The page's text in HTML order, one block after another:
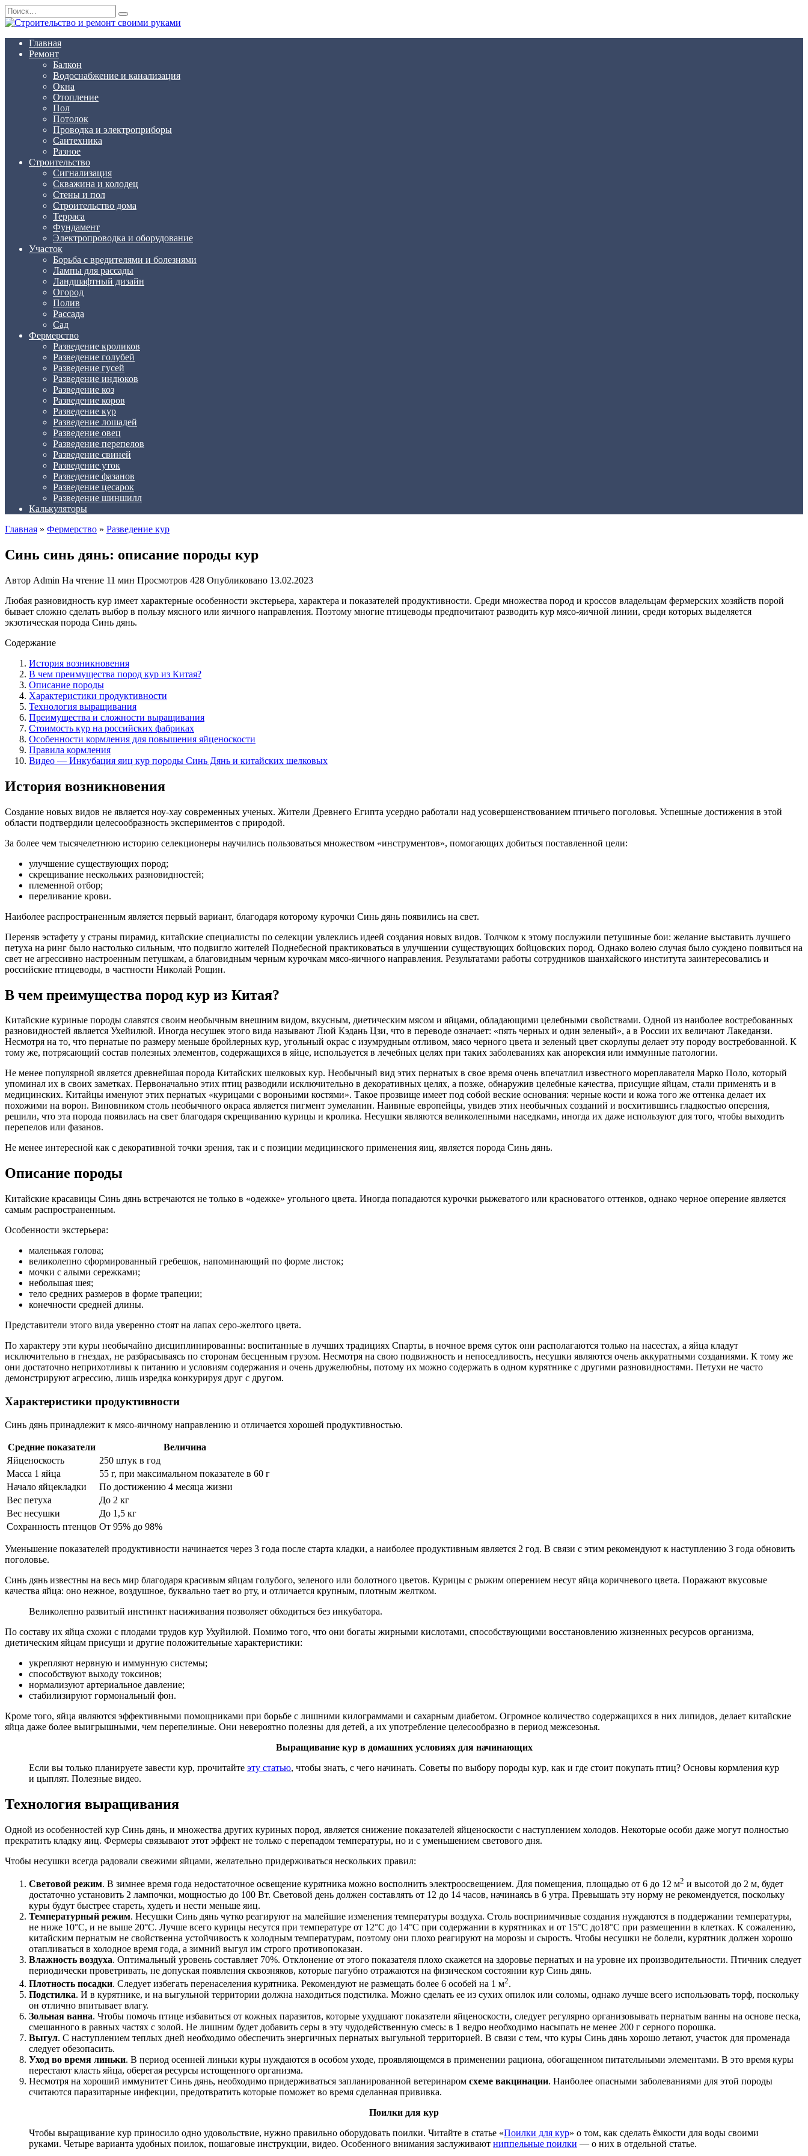
Перейти
к
содержанию
Search
for:
Главная
Ремонт
Балкон
Водоснабжение и канализация
Окна
Отопление
Пол
Потолок
Проводка и электроприборы
Сантехника
Разное
Строительство
Сигнализация
Скважина и колодец
Стены и пол
Строительство дома
Терраса
Фундамент
Электропроводка и оборудование
Участок
Борьба с вредителями и болезнями
Лампы для рассады
Ландшафтный дизайн
Огород
Полив
Рассада
Сад
Фермерство
Разведение кроликов
Разведение голубей
Разведение гусей
Разведение индюков
Разведение коз
Разведение коров
Разведение кур
Разведение лошадей
Разведение овец
Разведение перепелов
Разведение свиней
Разведение уток
Разведение фазанов
Разведение цесарок
Разведение шиншилл
Калькуляторы
Главная » Фермерство » Разведение кур
Синь синь дянь: описание породы кур
Автор Admin На чтение 11 мин Просмотров 428 Опубликовано 13.02.2023
Любая разновидность кур имеет характерные особенности экстерьера, характера и показателей продуктивности. Среди множества пород и кроссов владельцам фермерских хозяйств порой
бывает сложно сделать выбор в пользу мясного или яичного направления. Поэтому многие птицеводы предпочитают разводить кур мясо-яичной линии, среди которых выделяется
экзотическая порода Синь дянь.
Содержание
История возникновения
В чем преимущества пород кур из Китая?
Описание породы
Характеристики продуктивности
Технология выращивания
Преимущества и сложности выращивания
Стоимость кур на российских фабриках
Особенности кормления для повышения яйценоскости
Правила кормления
Видео ― Инкубация яиц кур породы Синь Дянь и китайских шелковых
История возникновения
Создание новых видов не является ноу-хау современных ученых. Жители Древнего Египта усердно работали над усовершенствованием птичьего поголовья. Успешные достижения в этой
области подтвердили целесообразность экспериментов с природой.
За более чем тысячелетнюю историю селекционеры научились пользоваться множеством «инструментов», помогающих добиться поставленной цели:
улучшение существующих пород;
скрещивание нескольких разновидностей;
племенной отбор;
переливание крови.
Наиболее распространенным является первый вариант, благодаря которому курочки Синь дянь появились на свет.
Переняв эстафету у страны пирамид, китайские специалисты по селекции увлеклись идеей создания новых видов. Толчком к этому послужили петушиные бои: желание выставить лучшего
петуха на ринг было настолько сильным, что подвигло жителей Поднебесной практиковаться в улучшении существующих бойцовских пород. Однако волею случая было суждено появиться на
свет не агрессивно настроенным петушкам, а благовидным черным курочкам мясо-яичного направления. Результатами работы сотрудников шанхайского института заинтересовались и
российские птицеводы, в частности Николай Рощин.
В чем преимущества пород кур из Китая?
Китайские куриные породы славятся своим необычным внешним видом, вкусным, диетическим мясом и яйцами, обладающими целебными свойствами. Одной из наиболее востребованных
разновидностей является Ухейилюй. Иногда несушек этого вида называют Люй Кэдань Цзи, что в переводе означает: «пять черных и один зеленый», а в России их величают Лакеданзи.
Несмотря на то, что пернатые по размеру меньше бройлерных кур, угольный окрас с изумрудным отливом, мясо черного цвета и зеленый цвет скорлупы делает эту породу востребованной. К
тому же, потрясающий состав полезных элементов, содержащихся в яйце, используется в лечебных целях при таких заболеваниях как анорексия или иммунные патологии.
Не менее популярной является древнейшая порода Китайских шелковых кур. Необычный вид этих пернатых в свое время очень впечатлил известного мореплавателя Марко Поло, который
упоминал их в своих заметках. Первоначально этих птиц разводили исключительно в декоративных целях, а позже, обнаружив целебные качества, присущие яйцам, стали применять и в
медицинских. Китайцы именуют этих пернатых «курицами с вороньими костями». Такое прозвище имеет под собой веские основания: черные кости и кожа того же оттенка делает их
похожими на ворон. Виновником столь необычного окраса является пигмент эумеланин. Наивные европейцы, увидев этих необычных созданий и восхитившись гладкостью оперения,
решили, что эта порода появилась на свет благодаря скрещиванию курицы и кролика. Несушки являются великолепными наседками, иногда их даже используют для того, чтобы выходить
перепелов или фазанов.
Не менее интересной как с декоративной точки зрения, так и с позиции медицинского применения яиц, является порода Синь дянь.
Описание породы
Китайские красавицы Синь дянь встречаются не только в «одежке» угольного цвета. Иногда попадаются курочки рыжеватого или красноватого оттенков, однако черное оперение является
самым распространенным.
Особенности экстерьера:
маленькая голова;
великолепно сформированный гребешок, напоминающий по форме листок;
мочки с алыми сережками;
небольшая шея;
тело средних размеров в форме трапеции;
конечности средней длины.
Представители этого вида уверенно стоят на лапах серо-желтого цвета.
По характеру эти куры необычайно дисциплинированны: воспитанные в лучших традициях Спарты, в ночное время суток они располагаются только на насестах, а яйца кладут
исключительно в гнездах, не разбрасываясь по сторонам бесценным грузом. Несмотря на свою подвижность и непоседливость, несушки являются очень аккуратными созданиями. К тому же
они достаточно неприхотливы к питанию и условиям содержания и очень дружелюбны, потому их можно содержать в одном курятнике с другими разновидностями. Петухи не часто
демонстрируют агрессию, лишь изредка конкурируя друг с другом.
Характеристики продуктивности
Синь дянь принадлежит к мясо-яичному направлению и отличается хорошей продуктивностью.
Средние показатели
Величина
Яйценоскость
250 штук в год
Масса 1 яйца
55 г, при максимальном показателе в 60 г
Начало яйцекладки
По достижению 4 месяца жизни
Вес петуха
До 2 кг
Вес несушки
До 1,5 кг
Сохранность птенцов От 95% до 98%
Уменьшение показателей продуктивности начинается через 3 года после старта кладки, а наиболее продуктивным является 2 год. В связи с этим рекомендуют к наступлению 3 года обновить
поголовье.
Синь дянь известны на весь мир благодаря красивым яйцам голубого, зеленого или болотного цветов. Курицы с рыжим оперением несут яйца коричневого цвета. Поражают вкусовые
качества яйца: оно нежное, воздушное, буквально тает во рту, и отличается крупным, плотным желтком.
Великолепно развитый инстинкт насиживания позволяет обходиться без инкубатора.
По составу их яйца схожи с плодами трудов кур Ухуйилюй. Помимо того, что они богаты жирными кислотами, способствующими восстановлению жизненных ресурсов организма,
диетическим яйцам присущи и другие положительные характеристики:
укрепляют нервную и иммунную системы;
способствуют выходу токсинов;
нормализуют артериальное давление;
стабилизируют гормональный фон.
Кроме того, яйца являются эффективными помощниками при борьбе с лишними килограммами и сахарным диабетом. Огромное количество содержащихся в них липидов, делает китайские
яйца даже более выигрышными, чем перепелиные. Они невероятно полезны для детей, а их употребление целесообразно в период межсезонья.
Выращивание кур в домашних условиях для начинающих
Если вы только планируете завести кур, прочитайте эту статью, чтобы знать, с чего начинать. Советы по выбору породы кур, как и где стоит покупать птиц? Основы кормления кур
и цыплят. Полезные видео.
Технология выращивания
Одной из особенностей кур Синь дянь, и множества других куриных пород, является снижение показателей яйценоскости с наступлением холодов. Некоторые особи даже могут полностью
прекратить кладку яиц. Фермеры связывают этот эффект не только с перепадом температуры, но и с уменьшением светового дня.
Чтобы несушки всегда радовали свежими яйцами, желательно придерживаться нескольких правил:
Световой режим. В зимнее время года недостаточное освещение курятника можно восполнить электроосвещением. Для помещения, площадью от 6 до 12 м2 и высотой до 2 м, будет
достаточно установить 2 лампочки, мощностью до 100 Вт. Световой день должен составлять от 12 до 14 часов, начинаясь в 6 утра. Превышать эту норму не рекомендуется, поскольку
куры будут быстрее стареть, худеть и нести меньше яиц.
Температурный режим. Несушки Синь дянь чутко реагируют на малейшие изменения температуры воздуха. Столь восприимчивые создания нуждаются в поддержании температуры,
не ниже 10°С, и не выше 20°С. Лучше всего курицы несутся при температуре от 12°С до 14°С при содержании в курятниках и от 15°С до18°С при размещении в клетках. К сожалению,
китайским пернатым не свойственна устойчивость к холодным температурам, поэтому они плохо реагируют на морозы и сырость. Чтобы несушки не болели, курятник должен хорошо
отапливаться в холодное время года, а зимний выгул им строго противопоказан.
Влажность воздуха. Оптимальный уровень составляет 70%. Отклонение от этого показателя плохо скажется на здоровье пернатых и на уровне их производительности. Птичник следует
периодически проветривать, не допуская появления сквозняков, которые пагубно отражаются на физическом состоянии кур Синь дянь.
Плотность посадки. Следует избегать перенаселения курятника. Рекомендуют не размещать более 6 особей на 1 м2.
Подстилка. И в курятнике, и на выгульной территории должна находиться подстилка. Можно сделать ее из сухих опилок или соломы, однако лучше всего использовать торф, поскольку
он отлично впитывает влагу.
Зольная ванна. Чтобы помочь птице избавиться от кожных паразитов, которые ухудшают показатели яйценоскости, следует регулярно организовывать пернатым ванны на основе песка,
смешанного в равных частях с золой. Не лишним будет добавить серы в эту чудодейственную смесь: в 1 ведро необходимо насыпать не менее 200 г серного порошка.
Выгул. С наступлением теплых дней необходимо обеспечить энергичных пернатых выгульной территорией. В связи с тем, что куры Синь дянь хорошо летают, участок для променада
следует обезопасить.
Уход во время линьки. В период осенней линьки куры нуждаются в особом уходе, проявляющемся в применении рациона, обогащенном питательными элементами. В это время куры
перестают класть яйца, оберегая ресурсы истощенного организма.
Несмотря на хороший иммунитет Синь дянь, необходимо придерживаться запланированной ветеринаром схеме вакцинации. Наиболее опасными заболеваниями для этой породы
считаются паразитарные инфекции, предотвратить которые поможет во время сделанная прививка.
Поилки для кур
Чтобы выращивание кур приносило одно удовольствие, нужно правильно оборудовать поилки. Читайте в статье «Поилки для кур» о том, как сделать ёмкости для воды своими
руками. Четыре варианта удобных поилок, пошаговые инструкции, видео. Особенного внимания заслуживают ниппельные поилки — о них в отдельной статье.